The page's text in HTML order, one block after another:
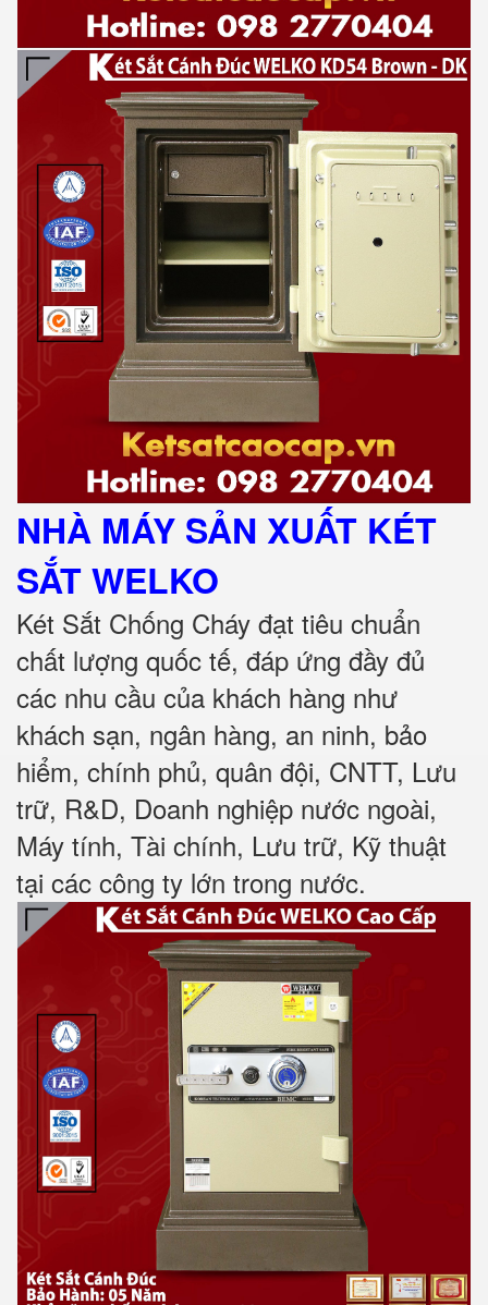
NHÀ MÁY SẢN XUẤT KÉT
SẮTWELKO
Két Sắt Chống Cháy đạt tiêu chuẩn
chất lượng quốc tế, đáp ứng đầy đủ
các nhu cầu của khách hàng như
khách sạn, ngân hàng, an ninh, bảo
hiểm, chính phủ, quân đội, CNTT, Lưu
trữ, R&D, Doanh nghiệp nước ngoài,
Máy tính, Tài chính, Lưu trữ, Kỹ thuật
tại các công ty lớn trong nước.